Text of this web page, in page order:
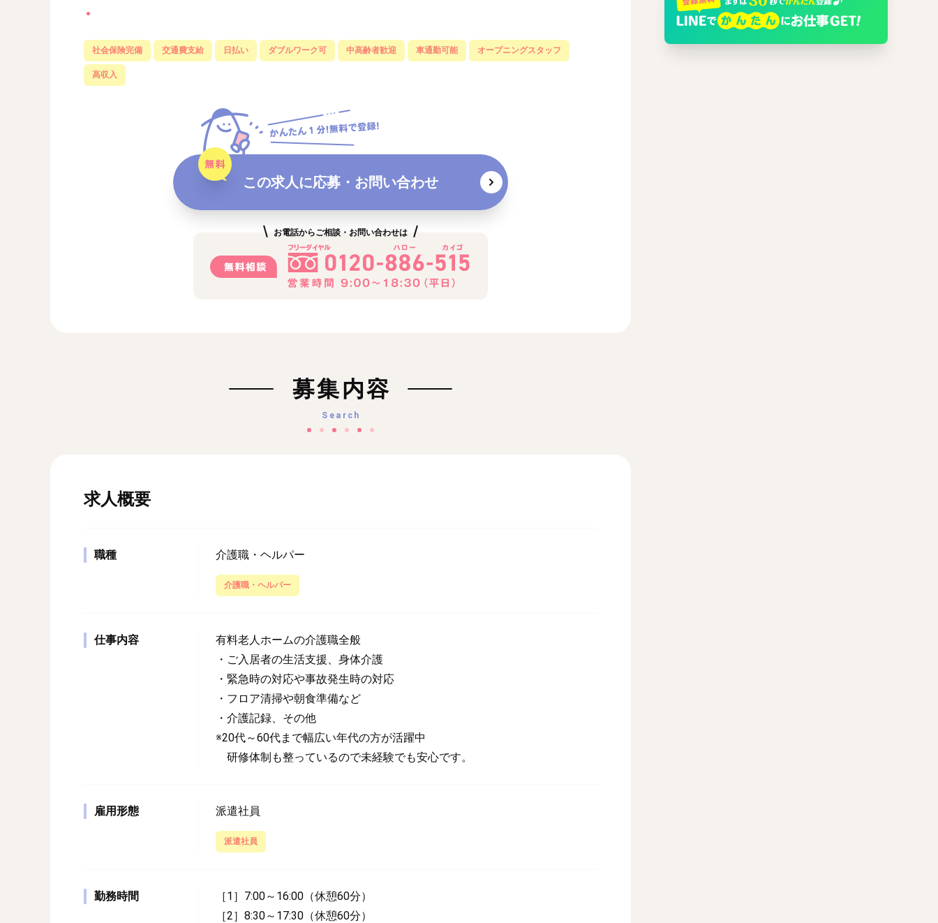
社会保険完備 交通費支給 日払い ダブルワーク可 中高齢者歓迎 車通勤可能 オープニングスタッフ
高収入
この求人に応募・お問い合わせ
お電話からご相談・お問い合わせは
募集内容
Search
求人概要
職種 介護職・ヘルパー
介護職・ヘルパー
仕事内容
有料老人ホームの介護職全般
・ご入居者の生活支援、身体介護
・緊急時の対応や事故発生時の対応
・フロア清掃や朝食準備など
・介護記録、その他
※20代～60代まで幅広い年代の方が活躍中
研修体制も整っているので未経験でも安心です。
雇用形態 派遣社員
派遣社員
勤務時間
［1］7:00～16:00（休憩60分）
［2］8:30～17:30（休憩60分）